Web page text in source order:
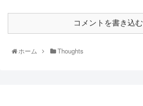
コメントを書き込む
ホーム Thoughts